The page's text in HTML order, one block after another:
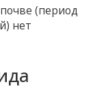
(период
нет